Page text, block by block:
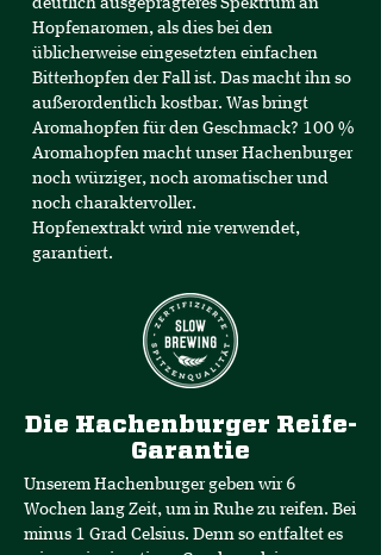
Hopfenaromen, als dies bei den
üblicherweise eingesetzten einfachen
Bitterhopfen der Fall ist. Das macht ihn so
außerordentlich kostbar. Was bringt
Aromahopfen für den Geschmack? 100 %
Aromahopfen macht unser Hachenburger
noch würziger, noch aromatischer und
noch charaktervoller.
Hopfenextrakt wird nie verwendet,
garantiert.
Die Hachenburger Reife-
Garantie
Unserem Hachenburger geben wir 6
Wochen lang Zeit, um in Ruhe zu reifen. Bei
minus 1 Grad Celsius. Denn so entfaltet es